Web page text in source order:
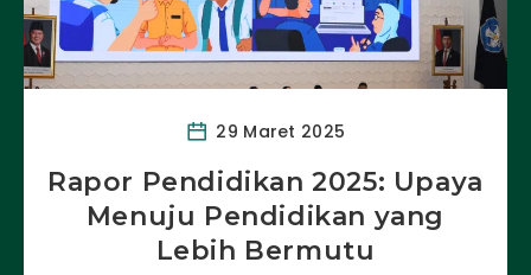
29 Maret 2025
Rapor Pendidikan 2025: Upaya
Menuju Pendidikan yang
Lebih Bermutu